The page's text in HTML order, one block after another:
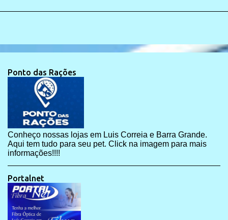
Ponto das Rações
Conheço nossas lojas em Luis Correia e Barra Grande.
Aqui tem tudo para seu pet. Click na imagem para mais
informações!!!!
Portalnet